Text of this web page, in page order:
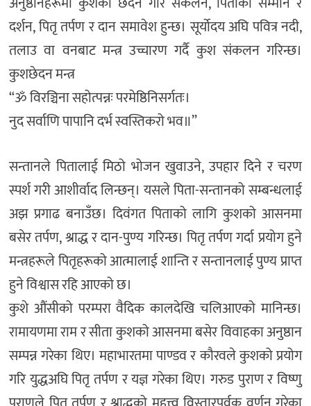
दर्शन, पितृ तर्पण र दान समावेश हुन्छ। सूर्योदय अघि पवित्र नदी,
तलाउ वा वनबाट मन्त्र उच्चारण गर्दै कुश संकलन गरिन्छ।
कुशछेदन मन्त्र
“ॐ विरञ्चिना सहोत्पन्नः परमेष्ठिनिसर्गतः।
नुद सर्वाणि पापानि दर्भ स्वस्तिकरो भव॥”
सन्तानले पितालाई मिठो भोजन खुवाउने, उपहार दिने र चरण
स्पर्श गरी आशीर्वाद लिन्छन्। यसले पिता-सन्तानको सम्बन्धलाई
अझ प्रगाढ बनाउँछ। दिवंगत पिताको लागि कुशको आसनमा
बसेर तर्पण, श्राद्ध र दान-पुण्य गरिन्छ। पितृ तर्पण गर्दा प्रयोग हुने
मन्त्रहरूले पितृहरूको आत्मालाई शान्ति र सन्तानलाई पुण्य प्राप्त
हुने विश्वास रहि आएको छ।
कुशे औंसीको परम्परा वैदिक कालदेखि चलिआएको मानिन्छ।
रामायणमा राम र सीता कुशको आसनमा बसेर विवाहका अनुष्ठान
सम्पन्न गरेका थिए। महाभारतमा पाण्डव र कौरवले कुशको प्रयोग
गरि युद्धअघि पितृ तर्पण र यज्ञ गरेका थिए। गरुड पुराण र विष्णु